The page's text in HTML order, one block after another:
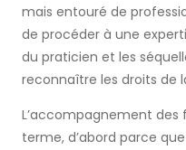
mais entouré de
de procéder à une
du praticien et les
reconnaître les droits de
L’accompagnement des
terme, d’abord parce